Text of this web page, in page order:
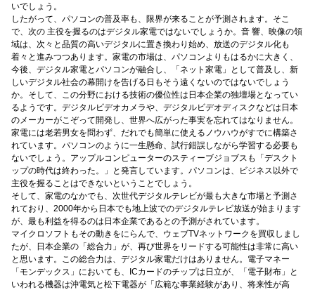
いでしょう。
したがって、パソコンの普及率も、限界が来ることが予測されます。そこ
で、次の 主役を握るのはデジタル家電ではないでしょうか。音 響、映像の領
域は、次々と品質の高いデジタルに置き換わり始め、放送のデジタル化も
着々と進みつつあります。家電の市場は、パソコンよりもはるかに大きく、
今後、デジタル家電とパソコンが融合し、「ネット家電」として普及し、新
しいデジタル社会の幕開けを告げる日もそう遠くないのではないでしょう
か。そして、この分野における技術の優位性は日本企業の独壇場となってい
るようです。デジタルビデオカメラや、デジタルビデオディスクなどは日本
のメーカーがこぞって開発し、世界へ広がった事実を忘れてはなりません。
家電には老若男女を問わず、だれでも簡単に使えるノウハウがすでに構築さ
れています。パソコンのように一生懸命、試行錯誤しながら学習する必要も
ないでしょう。アップルコンピューターのスティーブジョブスも「デスクト
ップの時代は終わった。」と発言しています。パソコンは、ビジネス以外で
主役を握ることはできないということでしょう。
そして、家電のなかでも、次世代デジタルテレビが最も大きな市場と予測さ
れており、2000年から日本でも地上波でのデジタルテレビ放送が始まります
が、最も利益を得るのは日本企業であるとの予測がされています。
マイクロソフトもその動きをにらんで、ウェブTVネットワークを買収しまし
たが、日本企業の「総合力」が、再び世界をリードする可能性は非常に高い
と思います。この総合力は、デジタル家電だけはありません。電子マネー
「モンデックス」においても、ICカードのチップは日立が、「電子財布」と
いわれる機器は沖電気と松下電器が「広範な事業経験があり、将来性が高